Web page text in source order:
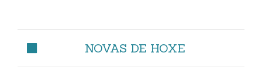
NOVAS DE HOXE